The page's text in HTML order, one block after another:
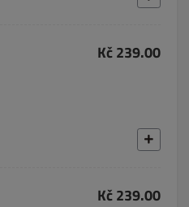
Kč 239.00
Kč 239.00